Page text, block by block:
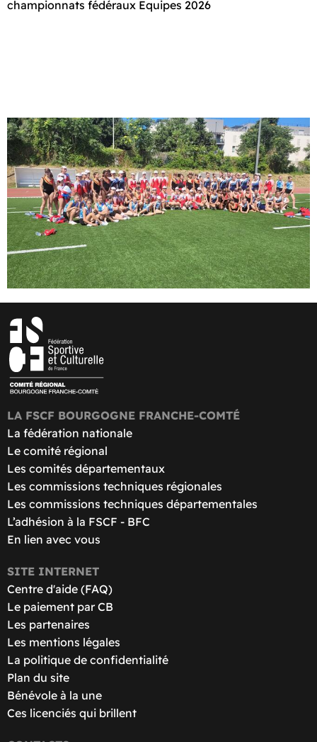
championnats fédéraux Equipes 2026
LA FSCF BOURGOGNE FRANCHE-COMTÉ
La fédération nationale
Le comité régional
Les comités départementaux
Les commissions techniques régionales
Les commissions techniques départementales
L’adhésion à la FSCF - BFC
En lien avec vous
SITE INTERNET
Centre d'aide (FAQ)
Le paiement par CB
Les partenaires
Les mentions légales
La politique de confidentialité
Plan du site
Bénévole à la une
Ces licenciés qui brillent